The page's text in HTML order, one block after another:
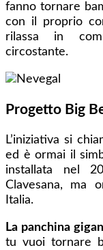
fanno tornare
con il proprio
rilassa in
circostante.
Progetto Big
L’iniziativa si
ed è ormai il
installata nel
Clavesana, ma
Italia.
La panchina
tu vuoi tornare